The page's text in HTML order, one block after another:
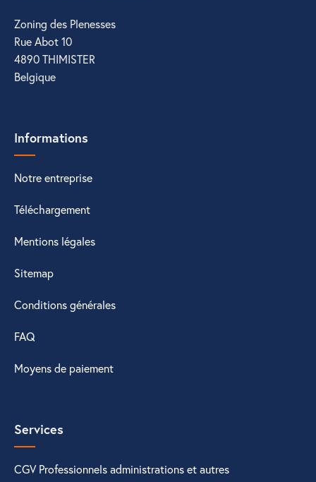
Zoning des Plenesses
Rue Abot 10
4890 THIMISTER
Belgique
Informations
Notre entreprise
Téléchargement
Mentions légales
Sitemap
Conditions générales
FAQ
Moyens de paiement
Services
CGV Professionnels administrations et autres